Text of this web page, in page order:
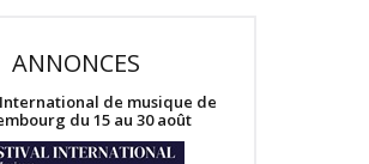
ANNONCES
de musique de
du 15 au 30 août